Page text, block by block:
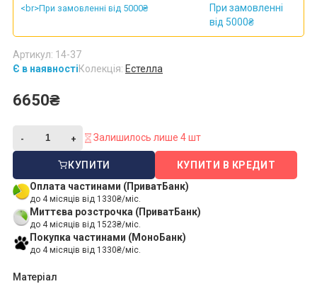
При замовленні
від 5000₴
Є в наявностіКолекція: Естелла
Артикул: 14-37
6650₴
Залишилось лише 4 шт
КУПИТИ
Оплата частинами (ПриватБанк)
до 4 місяців від 1330₴/міс.
Миттєва розстрочка (ПриватБанк)
до 4 місяців від 1523₴/міс.
Покупка частинами (МоноБанк)
до 4 місяців від 1330₴/міс.
КУПИТИ В КРЕДИТ
Матеріал